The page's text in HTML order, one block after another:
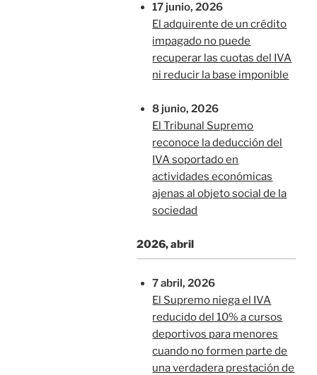
17 junio, 2026
El adquirente de un crédito
impagado no puede
recuperar las cuotas del IVA
ni reducir la base imponible
8 junio, 2026
El Tribunal Supremo
reconoce la deducción del
IVA soportado en
actividades económicas
ajenas al objeto social de la
sociedad
2026, abril
7 abril, 2026
El Supremo niega el IVA
reducido del 10% a cursos
deportivos para menores
cuando no formen parte de
una verdadera prestación de